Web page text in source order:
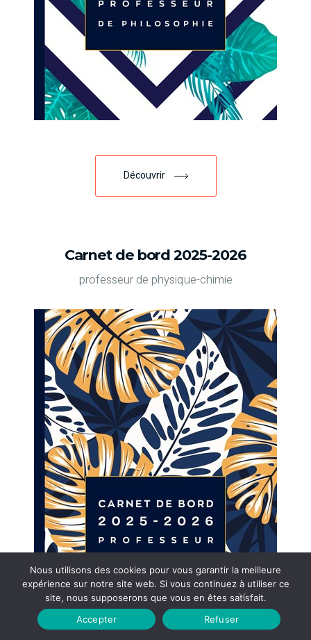
Découvrir
Carnet de bord 2025-2026
professeur de physique-chimie
Nous utilisons des cookies pour vous garantir la meilleure
expérience sur notre site web. Si vous continuez à utiliser ce
site, nous supposerons que vous en êtes satisfait.
Accepter
Refuser